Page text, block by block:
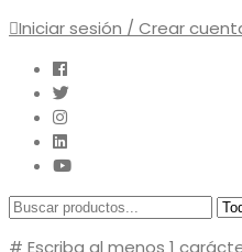
Iniciar sesión / Crear
# Escriba al menos 1